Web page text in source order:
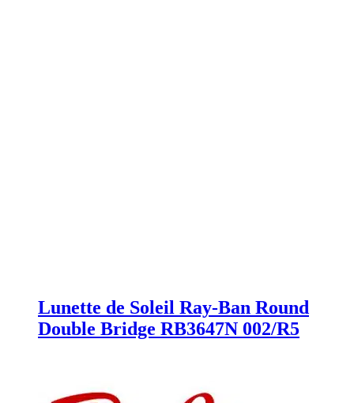
Lunette de Soleil Ray-Ban Round
Double Bridge RB3647N 002/R5